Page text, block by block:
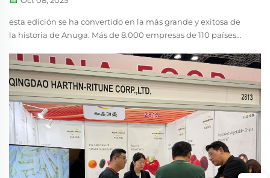
esta edición se ha convertido en la más grande y exitosa de
la historia de Anuga. Más de 8.000 empresas de 110 países
145.000 visitantes profesionales procedentes de más de 190
países&nb...